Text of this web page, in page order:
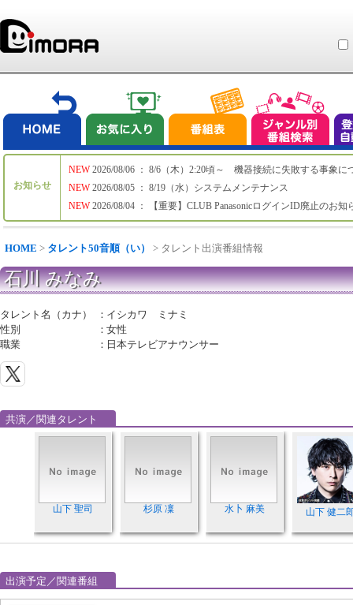
お知らせ
NEW
NEW
NEW
2026/08/06 ： 8/6（木）2:20頃～ 機器接続に失敗する事象に
2026/08/05 ： 8/19（水）システムメンテナンス
2026/08/04 ： 【重要】CLUB PanasonicログインID廃止のお知
HOME > タレント50音順（い） > タレント出演番組情報
石川 みなみ
タレント名（カナ） ： イシカワ ミナミ
性別
：女性
職業
： 日本テレビアナウンサー
共演／関連タレント
山下 聖司 杉原 凜 水卜 麻美 山下 健二
出演予定／関連番組